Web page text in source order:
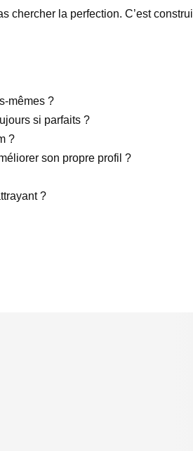
chercher la perfection. C’est
mêmes ?
si parfaits ?
?
son propre profil ?
?